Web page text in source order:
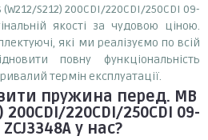
S212) 200CDI/220CDI/250CDI 09-
якості за чудовою ціною.
які ми реалізуємо по всій
повну функціональність
термін експлуатації.
пружина перед. MB
200CDI/220CDI/250CDI 09-
ZCJ3348A у нас?